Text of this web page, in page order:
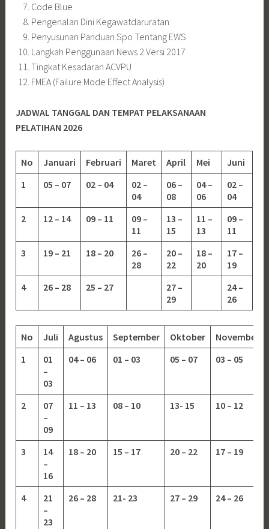
Code Blue
Pengenalan Dini Kegawatdaruratan
Penyusunan Panduan Spo Tentang EWS
Langkah Penggunaan News 2 Versi 2017
Tingkat Kesadaran ACVPU
FMEA (Failure Mode Effect Analysis)
JADWAL TANGGAL DAN TEMPAT PELAKSANAAN
PELATIHAN 2026
No Januari Februari Maret April Mei
Juni
1
05 – 07 02 – 04
02 –
04
06 –
08
04 –
06
02 –
04
2
12 – 14 09 – 11
09 –
11
13 –
15
11 –
13
09 –
11
3
19 – 21 18 – 20
26 –
28
20 –
22
18 –
20
17 –
19
4
26 – 28 25 – 27
27 –
29
24 –
26
No Juli Agustus September Oktober
November
1
01
–
03
04 – 06 01 – 03 05 – 07 03 – 05
2
07
–
09
11 – 13 08 – 10 13- 15 10 – 12
3
14
–
16
18 – 20 15 – 17 20 – 22 17 – 19
4
21
–
23
26 – 28 21- 23 27 – 29 24 – 26